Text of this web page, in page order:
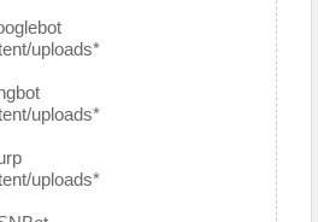
uploads*
uploads*
uploads*